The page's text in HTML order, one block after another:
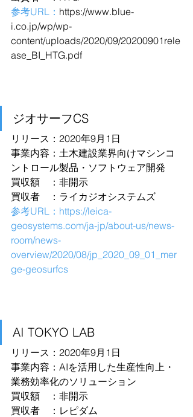
参考URL： https://www.blue-
i.co.jp/wp/wp-
content/uploads/2020/09/20200901rele
ase_BI_HTG.pdf
ジオサーフCS
リリース：2020年9月1日
事業内容：土木建設業界向けマシンコ
ントロール製品・ソフトウェア開発
買収額　：非開示
買収者　：ライカジオシステムズ
参考URL： https://leica-
geosystems.com/ja-jp/about-us/news-
room/news-
overview/2020/08/jp_2020_09_01_mer
ge-geosurfcs
AI TOKYO LAB
リリース：2020年9月1日
事業内容：AIを活用した生産性向上・
業務効率化のソリューション
買収額　：非開示
買収者　：レピダム